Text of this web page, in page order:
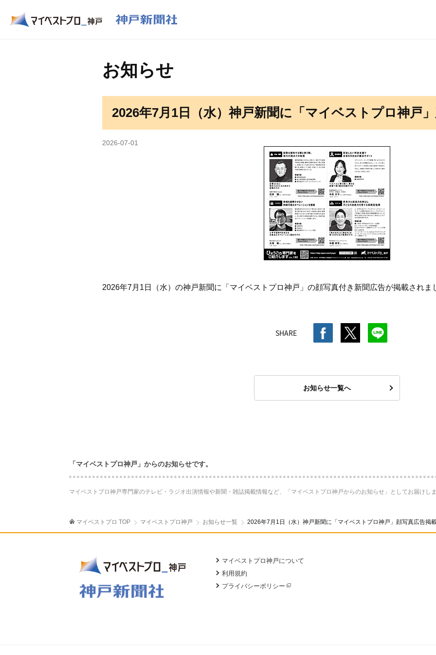
お知らせ
2026年7月1日（水）神戸新聞に「マイベストプロ神戸
2026-07-01
2026年7月1日（水）の神戸新聞に「マイベストプロ神戸」の顔写真付き新聞広告が掲載されま
SHARE
お知らせ一覧へ
「マイベストプロ神戸」からのお知らせです。
マイベストプロ神戸専門家のテレビ・ラジオ出演情報や新聞・雑誌掲載情報など、「マイベストプロ神戸からのお知らせ」としてお届けし
マイベストプロ TOP マイベストプロ神戸 お知らせ一覧 2026年7月1日（水）神戸新聞に「マイベストプロ神戸」顔写真広告掲
マイベストプロ神戸について
利用規約
プライバシーポリシー